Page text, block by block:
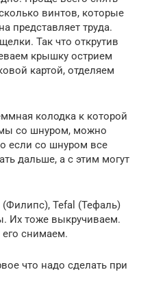
винтов, которые
представляет труда.
Так что открутив
крышку острием
картой, отделяем
колодка к которой
со шнуром, можно
если со шнуром все
дальше, а с этим могут
Tefal (Тефаль)
Их тоже выкручиваем.
снимаем.
что надо сделать при